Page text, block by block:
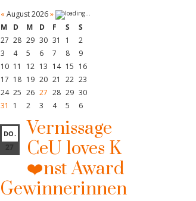
« August 2026 »
M
D M D F S
S
27 28 29 30 31 1
2
3
4 5 6 7 8
9
10 11 12 13 14 15 16
17 18 19 20 21 22 23
24 25 26 27 28 29 30
31
1 2 3 4 5 6
DO.
27
Vernissage
CeU loves K
❤️nst Award
Gewinnerinnen